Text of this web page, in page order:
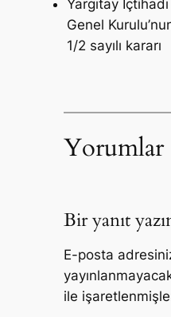
Yargıtay
Genel
1/2 sayılı kararı
Yorumlar
Bir yanıt
E-posta
ile